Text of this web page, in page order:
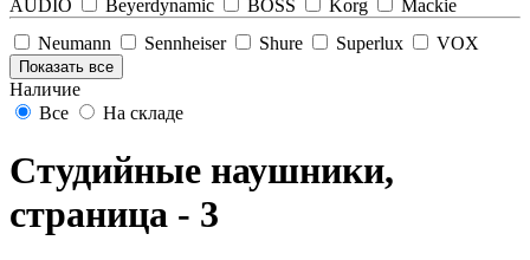
AUDIO
Beyerdynamic BOSS Korg
Mackie
Neumann
Sennheiser Shure Superlux VOX
Показать все
Наличие
Все
На складе
Студийные наушники,
страница - 3